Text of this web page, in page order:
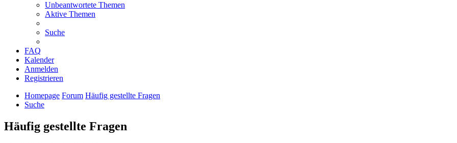
Unbeantwortete Themen
Aktive Themen
Suche
FAQ
Kalender
Anmelden
Registrieren
Homepage Forum Häufig gestellte Fragen
Suche
Häufig gestellte Fragen